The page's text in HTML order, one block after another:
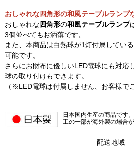
おしゃれな四角形の和風テーブルランプ
おしゃれな 四角形の和風テーブルランプ
3個並べてもお洒落です。
また、本商品は白熱球が1灯付属してい
可能です。
さらにお財布に優しいLED電球にも対応
球の取り付けもできます。
（※LED電球は付属しません、お客様で
日本国内生産の商品です
工の一部が海外製の場合が
配送地域